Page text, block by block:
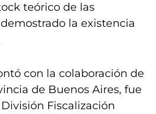
teórico de las
la existencia
con la colaboración de
de Buenos Aires, fue
Fiscalización